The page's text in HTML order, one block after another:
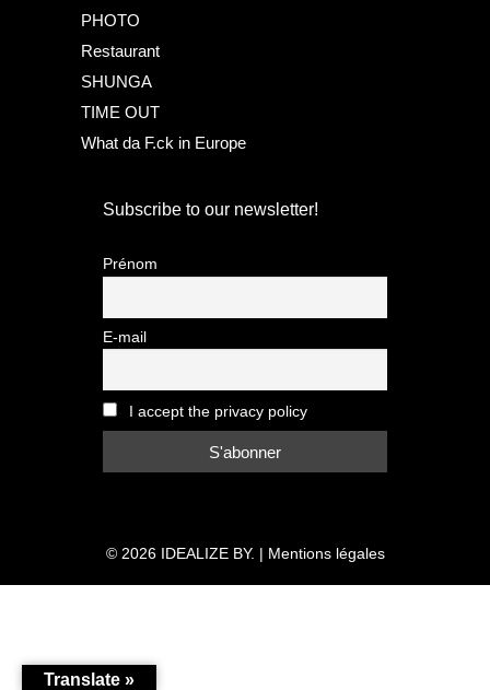
PHOTO
Restaurant
SHUNGA
TIME OUT
What da F.ck in Europe
Subscribe to our newsletter!
Prénom
E-mail
I accept the privacy policy
© 2026 IDEALIZE BY. | Mentions légales
Translate »